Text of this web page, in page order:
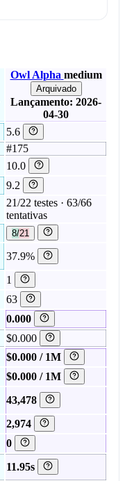
Owl Alpha medium
Arquivado
Lançamento: 2026-
04-30
5.6
#175
10.0
9.2
21/22 testes · 63/66
tentativas
8/21
37.9%
1
63
0.000
$0.000
$0.000 / 1M
$0.000 / 1M
43,478
2,974
0
11.95s